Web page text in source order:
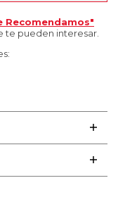
Recomendamos"
te pueden interesar.